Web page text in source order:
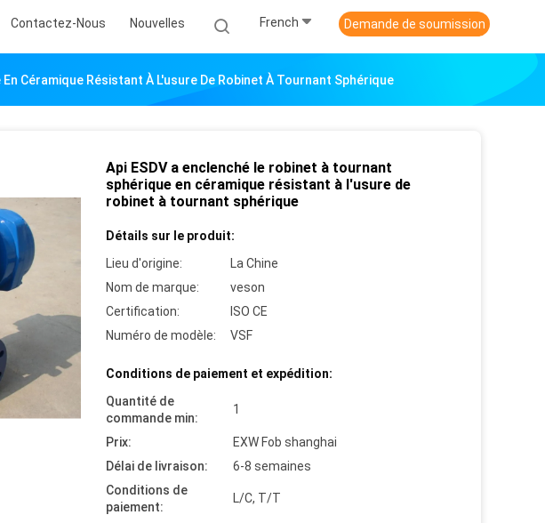
Contactez-Nous Nouvelles French Demande de soumission
Céramique Résistant À L'usure De Robinet À Tournant Sphérique
Api ESDV a enclenché le robinet à tournant
sphérique en céramique résistant à l'usure de
robinet à tournant sphérique
Détails sur le produit:
Lieu d'origine:
La Chine
Nom de marque:
veson
Certification:
ISO CE
Numéro de modèle:
VSF
Conditions de paiement et expédition:
Quantité de
commande min:
1
Prix:
EXW Fob shanghai
Délai de livraison:
6-8 semaines
Conditions de
paiement:
L/C, T/T